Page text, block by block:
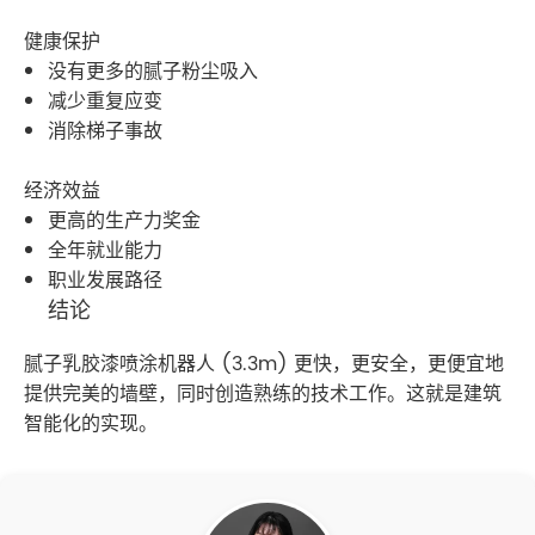
健康保护
没有更多的腻子粉尘吸入
减少重复应变
消除梯子事故
经济效益
更高的生产力奖金
全年就业能力
职业发展路径
结论
腻子乳胶漆喷涂机器人 (3.3m) 更快，更安全，更便宜地
提供完美的墙壁，同时创造熟练的技术工作。这就是建筑
智能化的实现。